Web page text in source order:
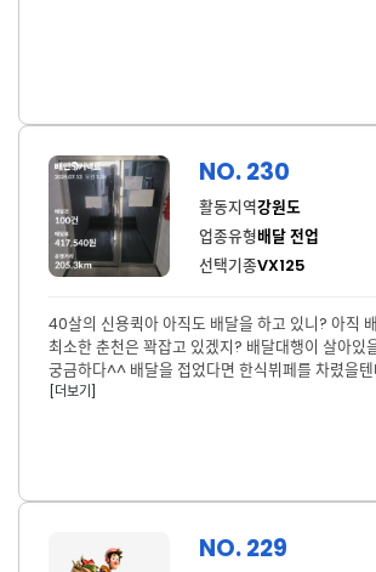
NO. 230
활동지역강원도
업종유형배달 전업
선택기종VX125
40살의 신용퀵아 아직도 배달을 하고 있니? 아직
최소한 춘천은 꽉잡고 있겠지? 배달대행이 살아있
궁금하다^^ 배달을 접었다면 한식뷔페를 차렸을
성황리에 잘 되고 있겠구나^^ 30살의 나는 방황을
[더보기]
NO. 229